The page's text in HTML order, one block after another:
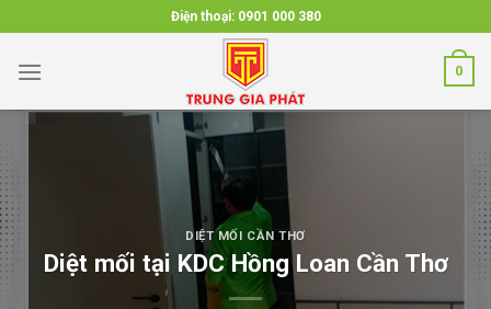
to
content
Điện thoại: 0901 000 380
0
DIỆT MỐI CẦN THƠ
Diệt mối tại KDC Hồng Loan Cần Thơ